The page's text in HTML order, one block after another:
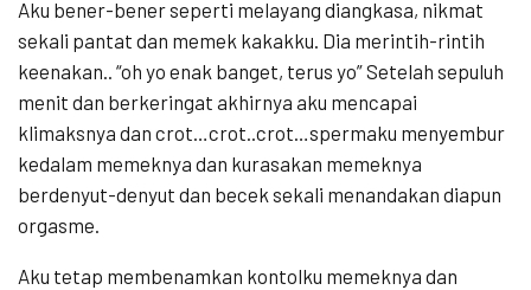
Aku bener-bener seperti melayang diangkasa, nikmat
sekali pantat dan memek kakakku. Dia merintih-rintih
keenakan.. “oh yo enak banget, terus yo” Setelah sepuluh
menit dan berkeringat akhirnya aku mencapai
klimaksnya dan crot…crot..crot…spermaku menyembur
kedalam memeknya dan kurasakan memeknya
berdenyut-denyut dan becek sekali menandakan diapun
orgasme.
Aku tetap membenamkan kontolku memeknya dan